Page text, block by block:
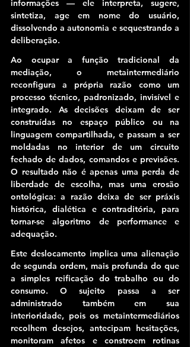
informações — ele interpreta, sugere,
sintetiza, age em nome do usuário,
dissolvendo a autonomia e sequestrando a
deliberação.
Ao ocupar a função tradicional da
mediação, o metaintermediário
reconfigura a própria razão como um
processo técnico, padronizado, invisível e
integrado. As decisões deixam de ser
construídas no espaço público ou na
linguagem compartilhada, e passam a ser
moldadas no interior de um circuito
fechado de dados, comandos e previsões.
O resultado não é apenas uma perda de
liberdade de escolha, mas uma erosão
ontológica: a razão deixa de ser práxis
histórica, dialética e contraditória, para
tornar-se algoritmo de performance e
adequação.
Este deslocamento implica uma alienação
de segunda ordem, mais profunda do que
a simples reificação do trabalho ou do
consumo. O sujeito passa a ser
administrado também em sua
interioridade, pois os metaintermediários
recolhem desejos, antecipam hesitações,
monitoram afetos e constroem rotinas